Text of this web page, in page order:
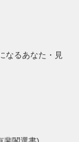
なるあなた・見